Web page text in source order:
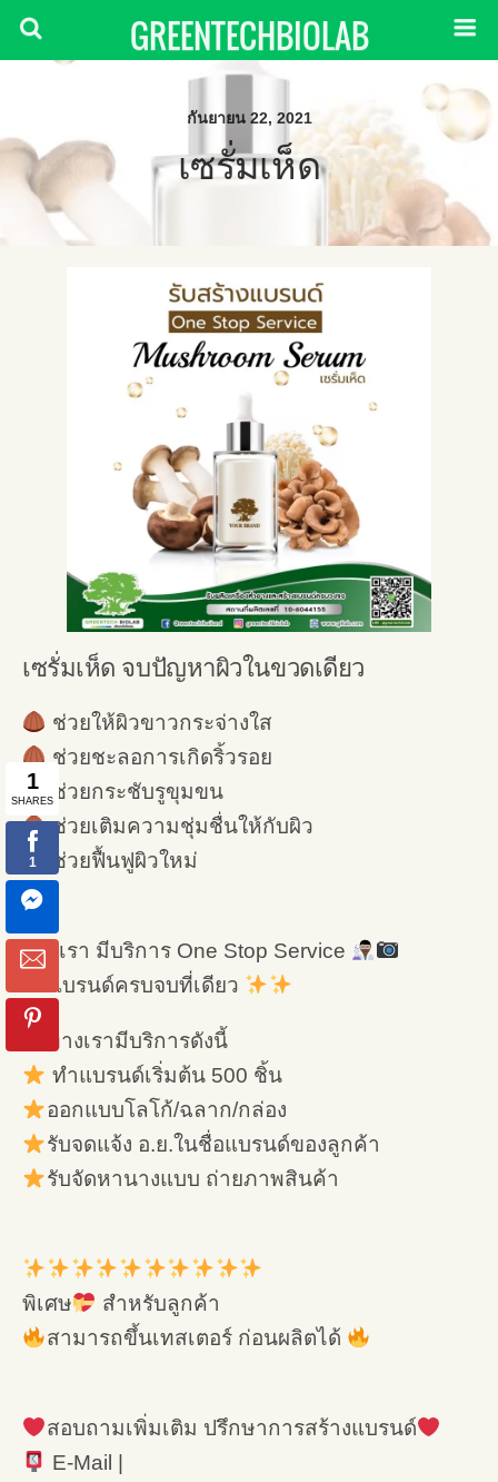
GREENTECHBIOLAB
กันยายน 22, 2021
เซรั่มเห็ด
เซรั่มเห็ด จบปัญหาผิวในขวดเดียว
ช่วยให้ผิวขาวกระจ่างใส
ช่วยชะลอการเกิดริ้วรอย
ช่วยกระชับรูขุมขน
ช่วยเติมความชุ่มชื่นให้กับผิว
ช่วยฟื้นฟูผิวใหม่
ทางเรา มีบริการ One Stop Service
ทำแบรนด์ครบจบที่เดียว
ทางเรามีบริการดังนี้
ทำแบรนด์เริ่มต้น 500 ชิ้น
ออกแบบโลโก้/ฉลาก/กล่อง
รับจดแจ้ง อ.ย.ในชื่อแบรนด์ของลูกค้า
รับจัดหานางแบบ ถ่ายภาพสินค้า
พิเศษ
สำหรับลูกค้า
สามารถขึ้นเทสเตอร์ ก่อนผลิตได้
สอบถามเพิ่มเติม ปรึกษาการสร้างแบรนด์
E-Mail |